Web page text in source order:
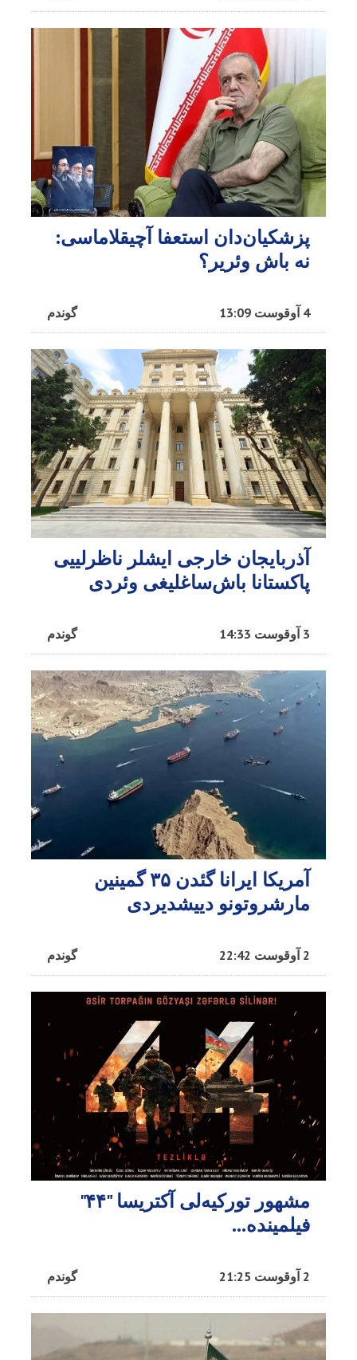
پزشکیان‌دان استعفا آچیقلاماسی:
نه باش وئریر؟
گوندم 4 آوقوست 13:09
آذربایجان خارجی ایشلر ناظرلییی
پاکستانا باش‌ساغلیغی وئردی
گوندم 3 آوقوست 14:33
آمریکا ایرانا گئدن ۳۵ گمینین
مارشروتونو دییشدیردی
گوندم 2 آوقوست 22:42
مشهور تورکیه‌لی آکتریسا "۴۴"
فیلمینده...
گوندم 2 آوقوست 21:25